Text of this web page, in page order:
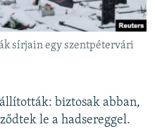
sírjain egy szentpétervári
biztosak abban,
le a hadsereggel.